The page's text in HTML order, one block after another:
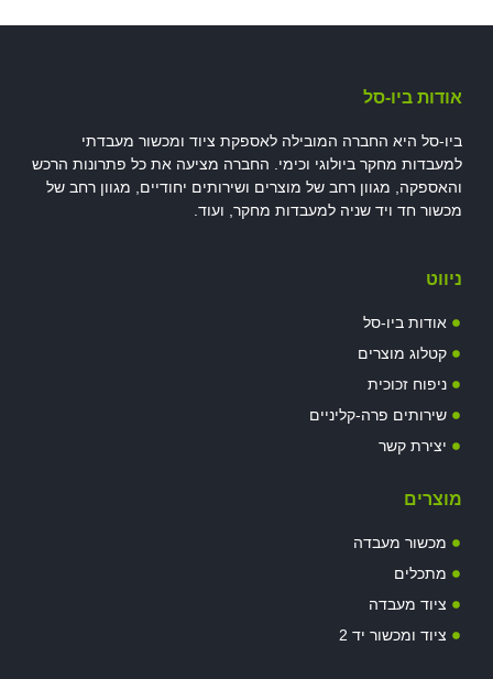
אודות ביו-סל
ביו-סל היא החברה המובילה לאספקת ציוד ומכשור מעבדתי
למעבדות מחקר ביולוגי וכימי. החברה מציעה את כל פתרונות הרכש
והאספקה, מגוון רחב של מוצרים ושירותים יחודיים, מגוון רחב של
מכשור חד ויד שניה למעבדות מחקר, ועוד.
ניווט
אודות ביו-סל
קטלוג מוצרים
ניפוח זכוכית
שירותים פרה-קליניים
יצירת קשר
מוצרים
מכשור מעבדה
מתכלים
ציוד מעבדה
ציוד ומכשור יד 2